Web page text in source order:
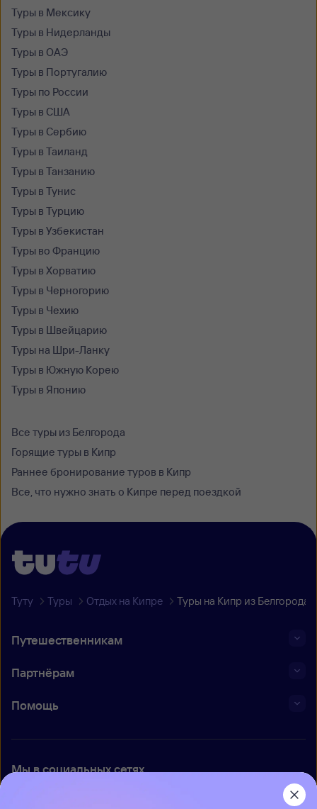
Туры в Мексику
Туры в Нидерланды
Туры в ОАЭ
Туры в Португалию
Туры по России
Туры в США
Туры в Сербию
Туры в Таиланд
Туры в Танзанию
Туры в Тунис
Туры в Турцию
Туры в Узбекистан
Туры во Францию
Туры в Хорватию
Туры в Черногорию
Туры в Чехию
Туры в Швейцарию
Туры на Шри-Ланку
Туры в Южную Корею
Туры в Японию
Все туры из Белгорода
Горящие туры в Кипр
Раннее бронирование туров в Кипр
Все, что нужно знать о Кипре перед поездкой
Туту Туры Отдых на Кипре Туры на Кипр из Белгорода
Путешественникам
Партнёрам
Помощь
Мы в социальных сетях